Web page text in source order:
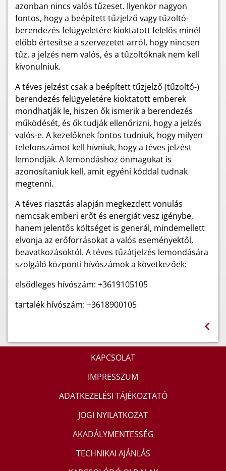
azonban nincs valós tűzeset. Ilyenkor nagyon
fontos, hogy a beépített tűzjelző vagy tűzoltó-
berendezés felügyeletére kioktatott felelős minél
előbb értesítse a szervezetet arról, hogy nincsen
tűz, a jelzés nem valós, és a tűzoltóknak nem kell
kivonulniuk.
A téves jelzést csak a beépített tűzjelző (tűzoltó-)
berendezés felügyeletére kioktatott emberek
mondhatják le, hiszen ők ismerik a berendezés
működését, és ők tudják ellenőrizni, hogy a jelzés
valós-e. A kezelőknek fontos tudniuk, hogy milyen
telefonszámot kell hívniuk, hogy a téves jelzést
lemondják. A lemondáshoz önmagukat is
azonosítaniuk kell, amit egyéni kóddal tudnak
megtenni.
A téves riasztás alapján megkezdett vonulás
nemcsak emberi erőt és energiát vesz igénybe,
hanem jelentős költséget is generál, mindemellett
elvonja az erőforrásokat a valós eseményektől,
beavatkozásoktól. A téves tűzátjelzés lemondására
szolgáló központi hívószámok a következőek:
elsődleges hívószám: +3619105105
tartalék hívószám: +3618900105
KAPCSOLAT
IMPRESSZUM
ADATKEZELÉSI TÁJÉKOZTATÓ
JOGI NYILATKOZAT
AKADÁLYMENTESSÉG
TECHNIKAI AJÁNLÁS